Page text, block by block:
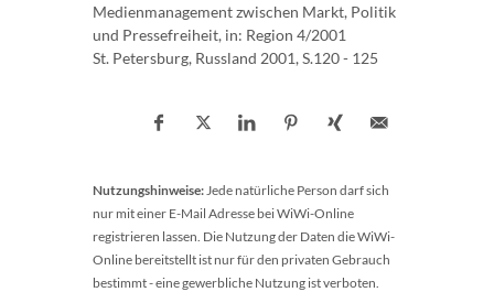
Medienmanagement zwischen Markt, Politik
und Pressefreiheit, in: Region 4/2001
St. Petersburg, Russland 2001, S.120 - 125
Nutzungshinweise: Jede natürliche Person darf sich
nur mit einer E-Mail Adresse bei WiWi-Online
registrieren lassen. Die Nutzung der Daten die WiWi-
Online bereitstellt ist nur für den privaten Gebrauch
bestimmt - eine gewerbliche Nutzung ist verboten.